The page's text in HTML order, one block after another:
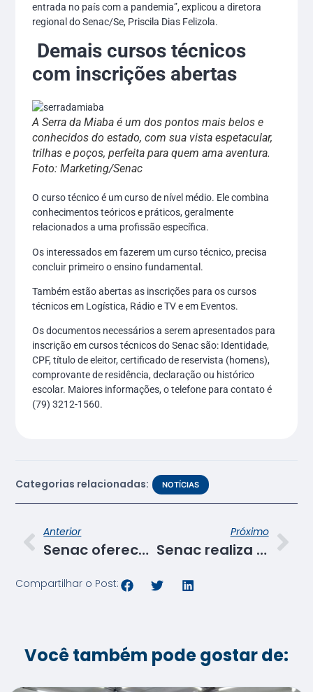
entrada no país com a pandemia”, explicou a diretora
regional do Senac/Se, Priscila Dias Felizola.
Demais cursos técnicos
com inscrições abertas
A Serra da Miaba é um dos pontos mais belos e
conhecidos do estado, com sua vista espetacular,
trilhas e poços, perfeita para quem ama aventura.
Foto: Marketing/Senac
O curso técnico é um curso de nível médio. Ele combina
conhecimentos teóricos e práticos, geralmente
relacionados a uma profissão específica.
Os interessados em fazerem um curso técnico, precisa
concluir primeiro o ensino fundamental.
Também estão abertas as inscrições para os cursos
técnicos em Logística, Rádio e TV e em Eventos.
Os documentos necessários a serem apresentados para
inscrição em cursos técnicos do Senac são: Identidade,
CPF, título de eleitor, certificado de reservista (homens),
comprovante de residência, declaração ou histórico
escolar. Maiores informações, o telefone para contato é
(79) 3212-1560.
Categorias relacionadas: NOTÍCIAS
Anterior
Senac oferece cursos na área de Gastronomia e Beleza em Nossa Senhora Da Glória
Próximo
Senac realiza palestra de humanização para alunos do curso técnico em enfermagem
Compartilhar o Post:
Você também pode gostar de: